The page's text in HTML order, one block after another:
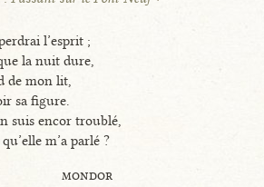
l’esprit ;
la nuit dure,
de mon lit,
sa figure.
suis encor troublé,
m’a parlé ?
mondor